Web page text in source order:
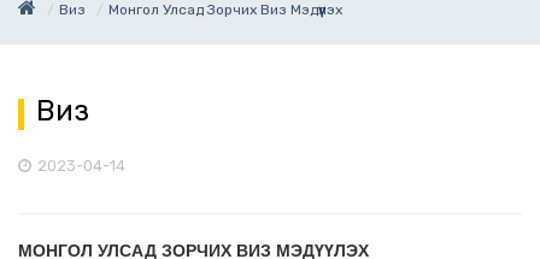
Виз Монгол Улсад Зорчих Виз Мэдүүлэх
Виз
2023-04-14
МОНГОЛ УЛСАД ЗОРЧИХ ВИЗ МЭДҮҮЛЭХ